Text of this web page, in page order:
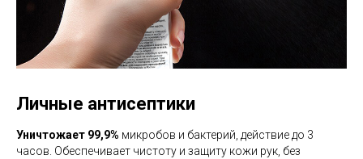
Личные антисептики
Уничтожает 99,9% микробов и бактерий, действие до 3
часов. Обеспечивает чистоту и защиту кожи рук, без